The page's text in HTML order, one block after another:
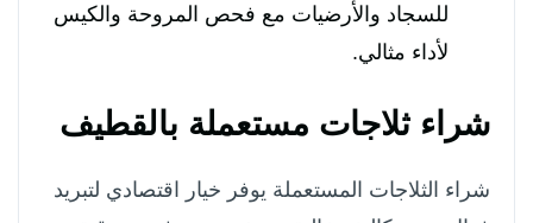
للسجاد والأرضيات مع فحص المروحة والكيس
لأداء مثالي.
شراء ثلاجات مستعملة بالقطيف
شراء الثلاجات المستعملة يوفر خيار اقتصادي لتبريد